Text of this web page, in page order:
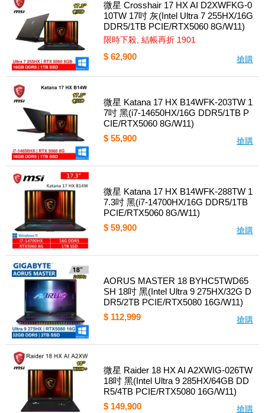
微星 Crosshair 17 HX AI D2XWFKG-0
10TW 17吋 灰(Intel Ultra 7 255HX/16G
DDR5/1TB PCIE/RTX5060 8G/W11)
限時下殺, 結帳再折 1901
$ 62,900 搶購
微星 Katana 17 HX B14WFK-203TW 1
7吋 黑(i7-14650HX/16G DDR5/1TB P
CIE/RTX5060 8G/W11)
$ 55,900
搶購
微星 Katana 17 HX B14WFK-288TW 1
7.3吋 黑(i7-14700HX/16G DDR5/1TB
PCIE/RTX5060 8G/W11)
$ 59,900
搶購
AORUS MASTER 18 BYHC5TWD65
SH 18吋 黑(Intel Ultra 9 275HX/32G D
DR5/2TB PCIE/RTX5080 16G/W11)
$ 112,999
搶購
微星 Raider 18 HX AI A2XWIG-026TW
18吋 黑(Intel Ultra 9 285HX/64GB DD
R5/4TB PCIE/RTX5080 16G/W11)
$ 149,900
搶購